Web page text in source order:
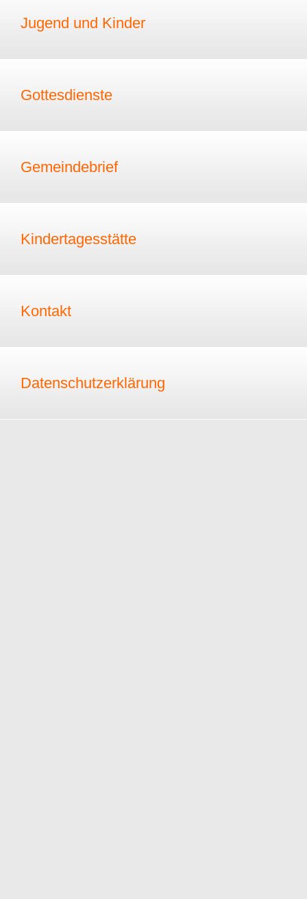
Jugend und Kinder
Gottesdienste
Gemeindebrief
Kindertagesstätte
Kontakt
Datenschutzerklärung